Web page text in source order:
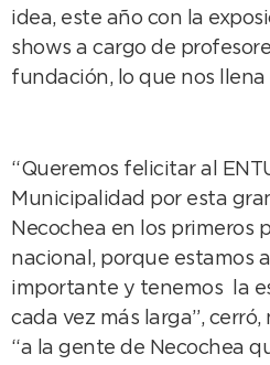
idea, este año con la
shows a cargo de
fundación, lo que nos llena
“Queremos felicitar al
Municipalidad por esta
Necochea en los primeros
nacional, porque estamos
importante y tenemos la
cada vez más larga”,
“a la gente de Necochea